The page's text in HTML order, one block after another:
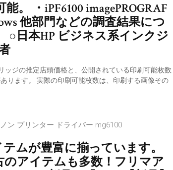
。 ・iPF6100 imagePROGRAF
他部門などの調査結果につ
○日本HP ビジネス系インクジ
ッジの推定店頭価格と、公開されている印刷可能枚数
ります。 実際の印刷可能枚数は、印刷する画像その
ン プリンター ドライバー mg6100
ムが豊富に揃っています。
アイテムも多数！フリマア